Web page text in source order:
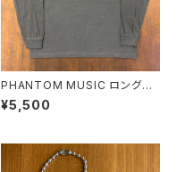
PHANTOM MUSIC ロングス
リーブTシャツ
¥5,500